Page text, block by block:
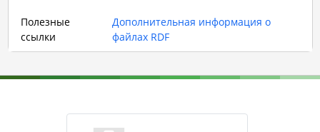
Полезные
ссылки
Дополнительная информация о
файлах RDF